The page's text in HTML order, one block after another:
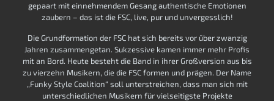
gepaart mit einnehmendem Gesang authentische Emotionen
zaubern – das ist die FSC, live, pur und unvergesslich!
Die Grundformation der FSC hat sich bereits vor über zwanzig
Jahren zusammengetan. Sukzessive kamen immer mehr Profis
mit an Bord. Heute besteht die Band in ihrer Großversion aus bis
zu vierzehn Musikern, die die FSC formen und prägen. Der Name
„Funky Style Coalition“ soll unterstreichen, dass man sich mit
unterschiedlichen Musikern für vielseitigste Projekte